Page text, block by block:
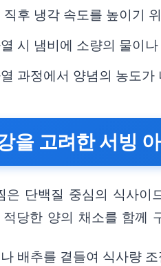
직후 냉각 속도를 높이기
시 냄비에 소량의 물이
과정에서 양념의 농도
을 고려한 서빙
은 단백질 중심의 식사
당한 양의 채소를 함께
배추를 곁들여 식사량